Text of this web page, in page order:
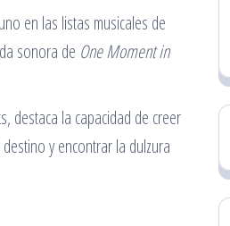
en las listas musicales de
sonora de One Moment in
destaca la capacidad de creer
y encontrar la dulzura